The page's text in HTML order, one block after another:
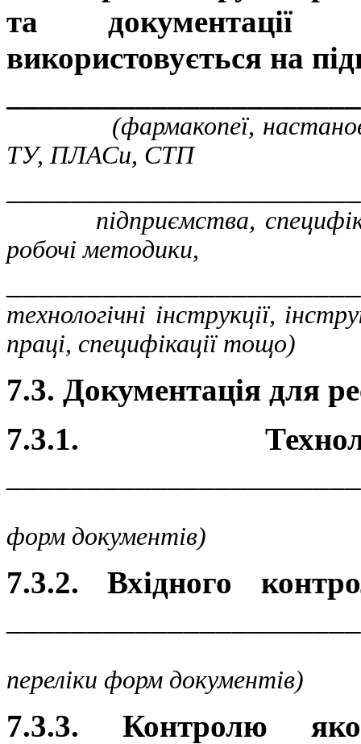
та документації
використовується на
(фармакопеї, настанови,
ТУ, ПЛАСи, СТП
підприємства,
робочі методики,
технологічні інструкції,
праці, специфікації тощо)
7.3. Документація для
7.3.1.
форм документів)
7.3.2. Вхідного
переліки форм документів)
7.3.3. Контролю